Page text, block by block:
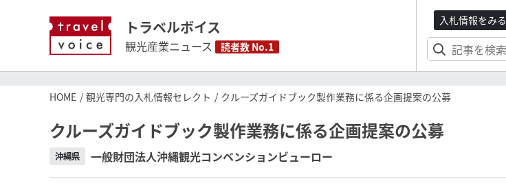
トラベルボイス
観光産業ニュース 読者数 No.1
入札情報をみる
HOME 観光専門の入札情報セレクト クルーズガイドブック製作業務に係る企画提案の公募
クルーズガイドブック製作業務に係る企画提案の公募
沖縄県 一般財団法人沖縄観光コンベンションビューロー